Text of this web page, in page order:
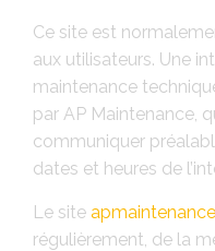
Ce site est
aux utilisateurs. Une
maintenance
par AP Maintenance,
communiquer
dates et heures de
Le site
régulièrement, de la